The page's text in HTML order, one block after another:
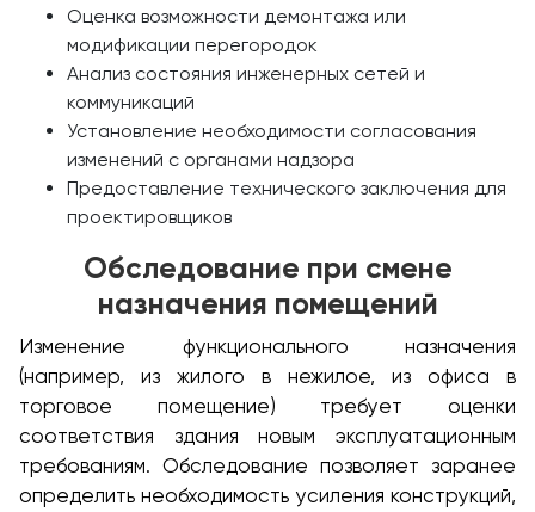
Оценка возможности демонтажа или
модификации перегородок
Анализ состояния инженерных сетей и
коммуникаций
Установление необходимости согласования
изменений с органами надзора
Предоставление технического заключения для
проектировщиков
Обследование при смене
назначения помещений
Изменение функционального назначения
(например, из жилого в нежилое, из офиса в
торговое помещение) требует оценки
соответствия здания новым эксплуатационным
требованиям. Обследование позволяет заранее
определить необходимость усиления конструкций,